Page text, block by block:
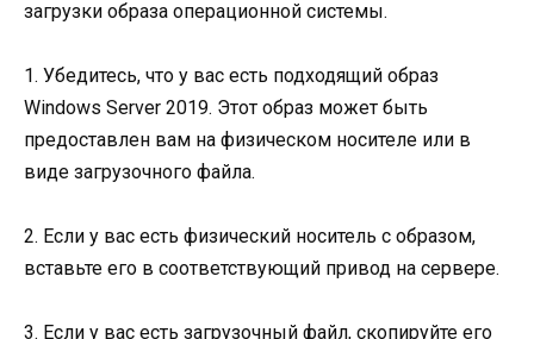
загрузки образа операционной системы.
1. Убедитесь, что у вас есть подходящий образ
Windows Server 2019. Этот образ может быть
предоставлен вам на физическом носителе или в
виде загрузочного файла.
2. Если у вас есть физический носитель с образом,
вставьте его в соответствующий привод на сервере.
3. Если у вас есть загрузочный файл, скопируйте его